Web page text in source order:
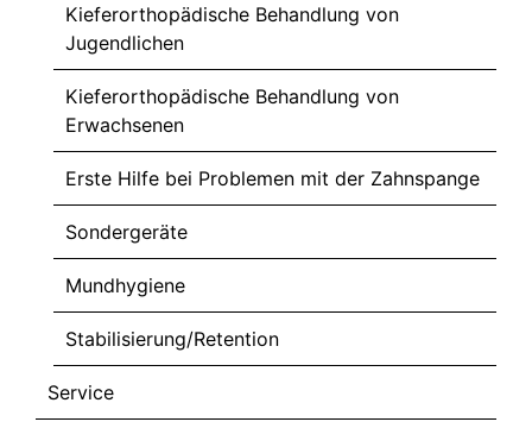
Kieferorthopädische Behandlung von
Jugendlichen
Kieferorthopädische Behandlung von
Erwachsenen
Erste Hilfe bei Problemen mit der Zahnspange
Sondergeräte
Mundhygiene
Stabilisierung/Retention
Service